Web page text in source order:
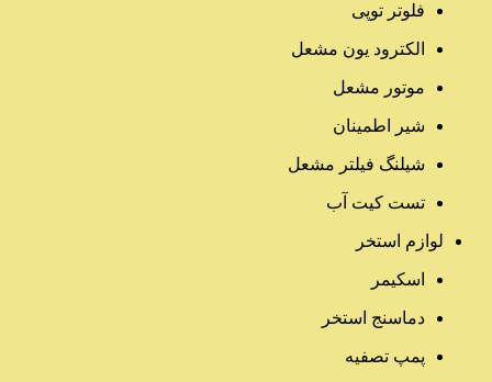
فلوتر توپی
الکترود یون مشعل
موتور مشعل
شیر اطمینان
شیلنگ فیلتر مشعل
تست کیت آب
لوازم استخر
اسکیمر
دماسنج استخر
پمپ تصفیه